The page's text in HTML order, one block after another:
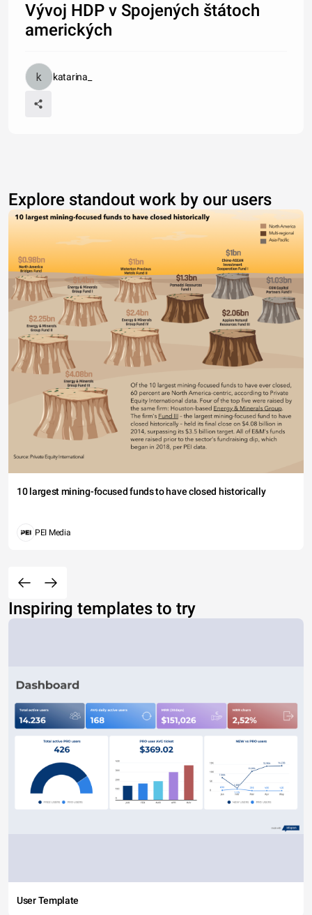
Vývoj HDP v Spojených štátoch
amerických
katarina_
Explore standout work by our users
10 largest mining-focused funds to have closed historically
PEI Media
Inspiring templates to try
User Template